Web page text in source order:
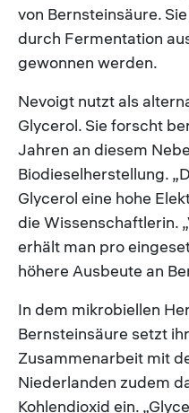
von Bernsteinsäure.
durch Fermentation
gewonnen werden.
Nevoigt nutzt als
Glycerol. Sie forscht
Jahren an diesem
Biodieselherstellung.
Glycerol eine hohe
die Wissenschaftlerin.
erhält man pro
höhere Ausbeute an
In dem mikrobiellen
Bernsteinsäure setzt
Zusammenarbeit mit
Niederlanden zudem
Kohlendioxid ein.